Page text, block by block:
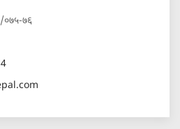
०७५-७६